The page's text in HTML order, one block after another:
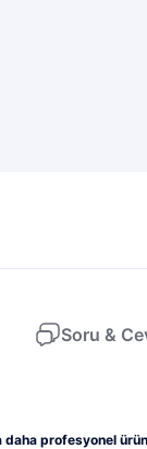
Soru &
profesyonel